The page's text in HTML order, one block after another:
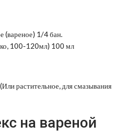
(вареное) 1/4 бан.
100-120мл) 100 мл
растительное, для смазывания
на вареной